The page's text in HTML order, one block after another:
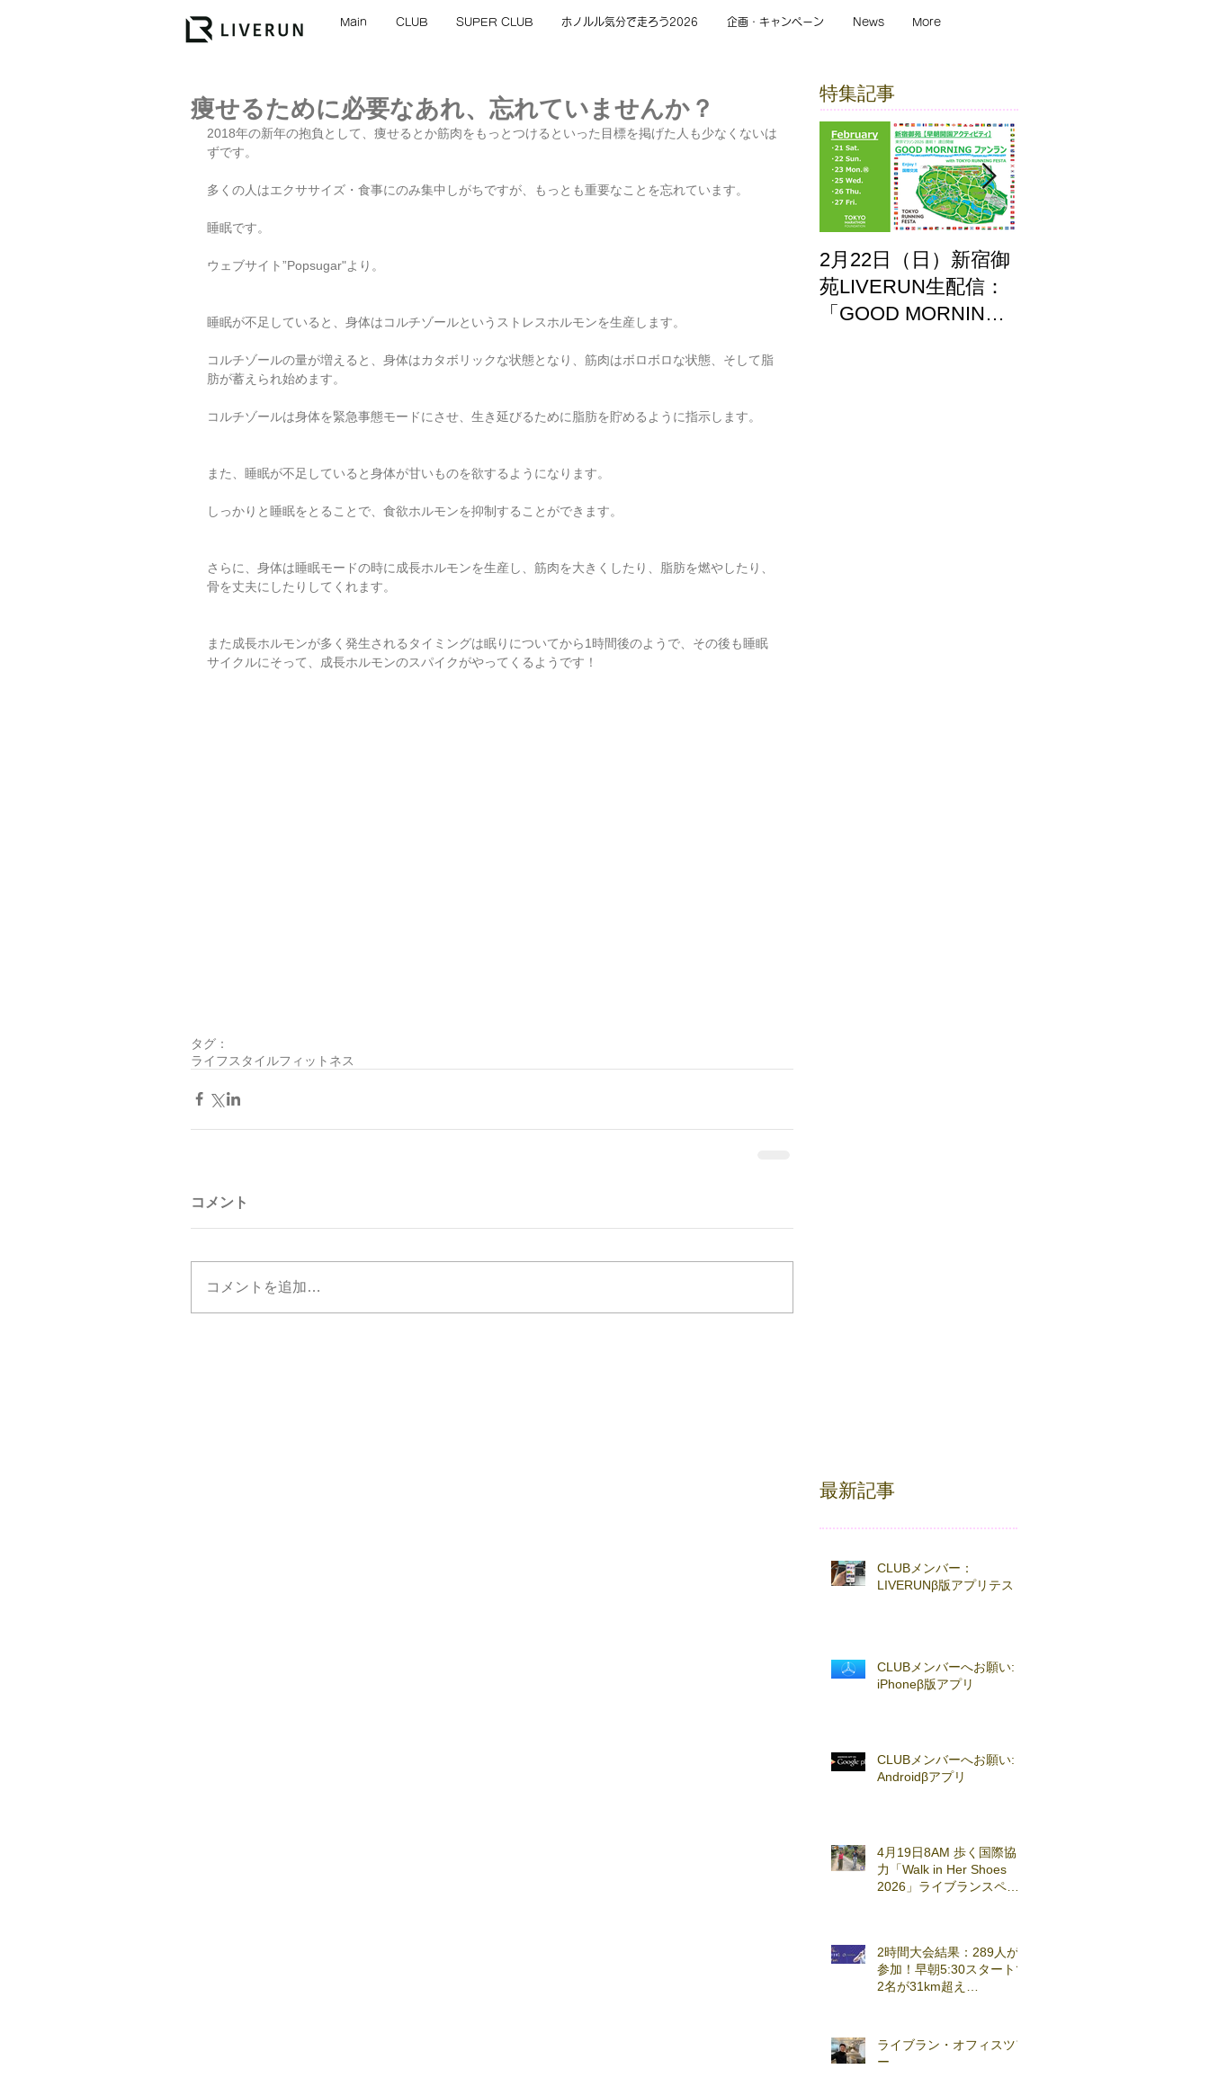
Main CLUB SUPER CLUB ホノルル気分で走ろう2026 企画・キャンペーン News More
痩せるために必要なあれ、忘れていませんか？
2018年の新年の抱負として、痩せるとか筋肉をもっとつけるといった目標を掲げた人も少なくないは
ずです。
多くの人はエクササイズ・食事にのみ集中しがちですが、もっとも重要なことを忘れています。
睡眠です。
ウェブサイト”Popsugar"より。
睡眠が不足していると、身体はコルチゾールというストレスホルモンを生産します。
コルチゾールの量が増えると、身体はカタボリックな状態となり、筋肉はボロボロな状態、そして脂
肪が蓄えられ始めます。
コルチゾールは身体を緊急事態モードにさせ、生き延びるために脂肪を貯めるように指示します。
また、睡眠が不足していると身体が甘いものを欲するようになります。
しっかりと睡眠をとることで、食欲ホルモンを抑制することができます。
さらに、身体は睡眠モードの時に成長ホルモンを生産し、筋肉を大きくしたり、脂肪を燃やしたり、
骨を丈夫にしたりしてくれます。
また成長ホルモンが多く発生されるタイミングは眠りについてから1時間後のようで、その後も睡眠
サイクルにそって、成長ホルモンのスパイクがやってくるようです！
タグ：
ライフスタイルフィットネス
コメント
コメントを追加…
特集記事
2月22日（日）新宿御
苑LIVERUN生配信：
「GOOD MORNING
最新記事
CLUBメンバー：
LIVERUNβ版アプリテスト
CLUBメンバーへお願い:
iPhoneβ版アプリ
CLUBメンバーへお願い:
Androidβアプリ
4月19日8AM 歩く国際協
力「Walk in Her Shoes
2026」ライブランスペシ
2時間大会結果：289人が
参加！早朝5:30スタートで
2名が31km超え
ライブラン・オフィスツア
ー